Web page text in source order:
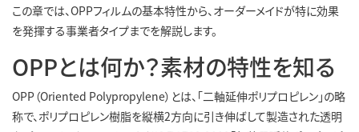
この章では、OPPフィルムの基本特性から、オーダーメイドが特に効果
を発揮する事業者タイプまでを解説します。
OPPとは何か？素材の特性を知る
OPP（Oriented Polypropylene）とは、「二軸延伸ポリプロピレン」の略
称で、ポリプロピレン樹脂を縦横2方向に引き伸ばして製造された透明